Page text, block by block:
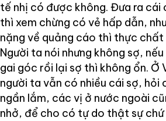
tế nhị có được không. Đưa ra cái
thì xem chừng có vẻ hấp dẫn,
nặng về quảng cáo thì thực
Người ta nói nhưng không sợ,
gai góc rồi lại sợ thì không ổn. Ở
người ta vẫn có nhiều cái sợ, hỏi
ngần lắm, các vị ở nước ngoài
nhở, để cho có tự do thật sự chứ